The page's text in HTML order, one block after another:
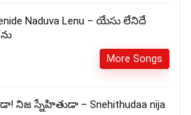
Naduva Lenu – యేసు లేనిదే
More Songs
నిజ స్నేహితుడా – Snehithudaa nija